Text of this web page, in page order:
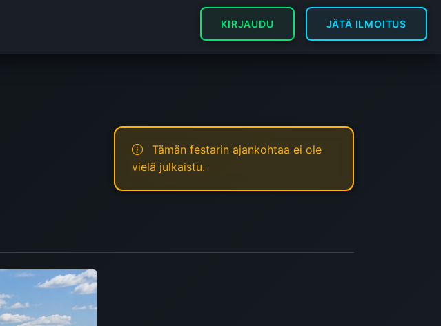
KIRJAUDU JÄTÄ ILMOITUS
Tämän festarin ajankohtaa ei ole
vielä julkaistu.